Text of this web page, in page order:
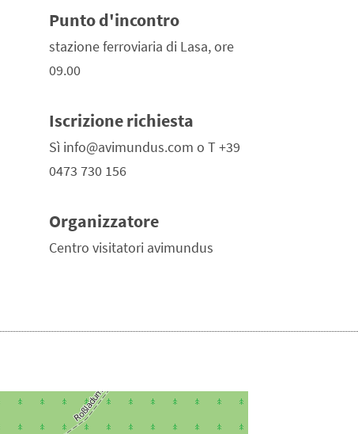
Punto d'incontro
stazione ferroviaria di Lasa, ore
09.00
Iscrizione richiesta
Sì info@avimundus.com o T +39
0473 730 156
Organizzatore
Centro visitatori avimundus